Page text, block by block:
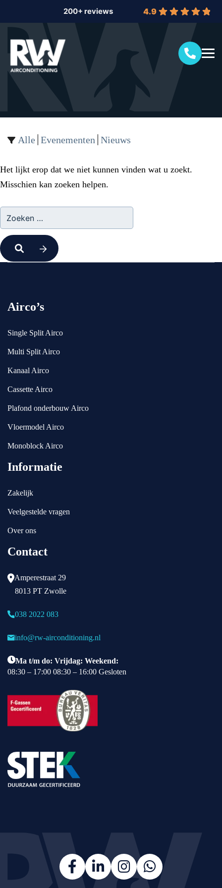
4.9
Alle Evenementen Nieuws
Het lijkt erop dat we niet kunnen vinden wat u zoekt.
Misschien kan zoeken helpen.
Airco’s
Single Split Airco
Multi Split Airco
Kanaal Airco
Cassette Airco
Plafond onderbouw Airco
Vloermodel Airco
Monoblock Airco
Informatie
Zakelijk
Veelgestelde vragen
Over ons
Contact
Amperestraat 29
8013 PT Zwolle
038 2022 083
info@rw-airconditioning.nl
Ma t/m do: Vrijdag: Weekend:
08:30 – 17:00 08:30 – 16:00 Gesloten